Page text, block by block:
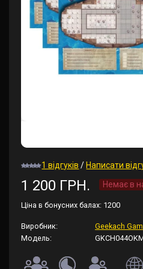
1 відгуків / Написати
1 200 ГРН. Немає в
Ціна в бонусних балах: 1200
Виробник:
Geekach
Модель: